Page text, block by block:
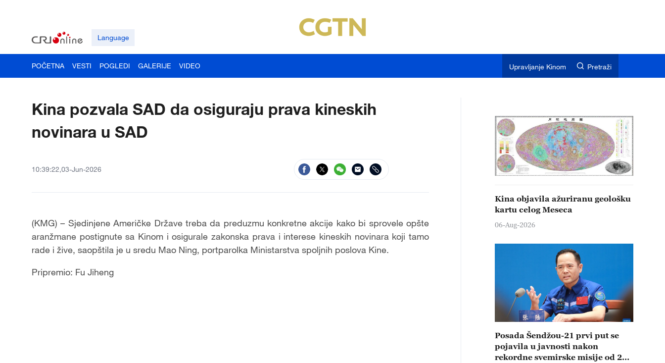
Language
POČETNA VESTI POGLEDI GALERIJE VIDEO Upravljanje Kinom Pretraži
Kina pozvala SAD da osiguraju prava kineskih
novinara u SAD
10:39:22,03-Jun-2026
(KMG) – Sjedinjene Američke Države treba da preduzmu konkretne akcije kako bi sprovele opšte
aranžmane postignute sa Kinom i osigurale zakonska prava i interese kineskih novinara koji tamo
rade i žive, saopštila je u sredu Mao Ning, portparolka Ministarstva spoljnih poslova Kine.
Pripremio: Fu Jiheng
Kina objavila ažuriranu geološku
kartu celog Meseca
06-Aug-2026
Posada Šendžou-21 prvi put se
pojavila u javnosti nakon
rekordne svemirske misije od 210